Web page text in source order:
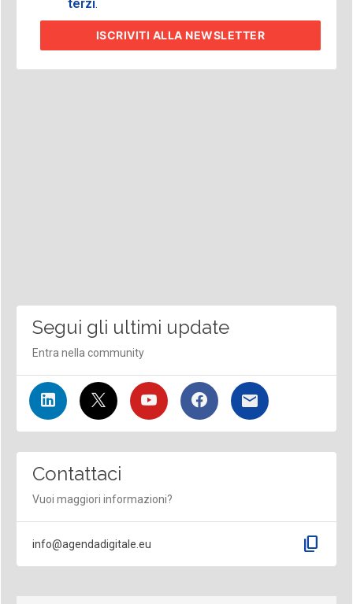
terzi.
ISCRIVITI ALLA NEWSLETTER
Segui gli ultimi update
Entra nella community
Contattaci
Vuoi maggiori informazioni?
info@agendadigitale.eu content_copy